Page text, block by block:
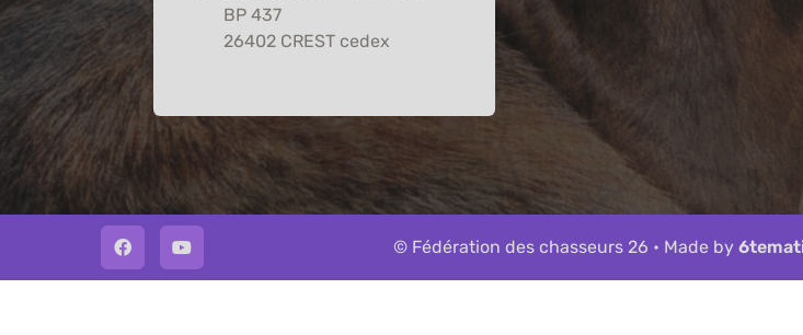
BP 437
26402 CREST cedex
© Fédération des chasseurs 26 • Made by